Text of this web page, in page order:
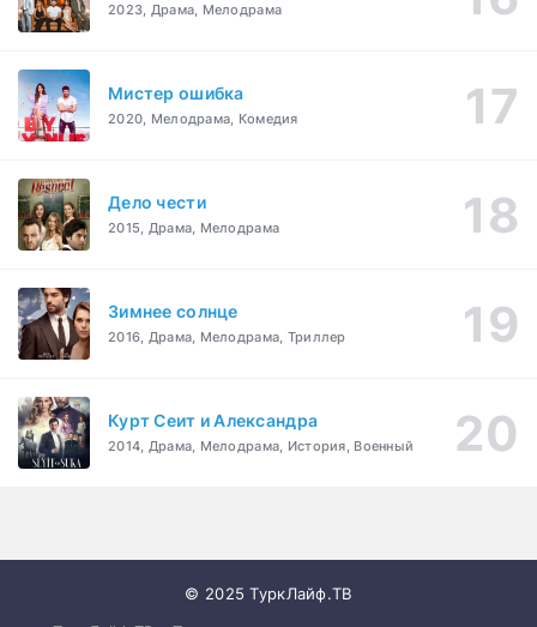
2023, Драма, Мелодрама
Мистер ошибка
2020, Мелодрама, Комедия
Дело чести
2015, Драма, Мелодрама
Зимнее солнце
2016, Драма, Мелодрама, Триллер
Курт Сеит и Александра
2014, Драма, Мелодрама, История, Военный
© 2025 ТуркЛайф.ТВ